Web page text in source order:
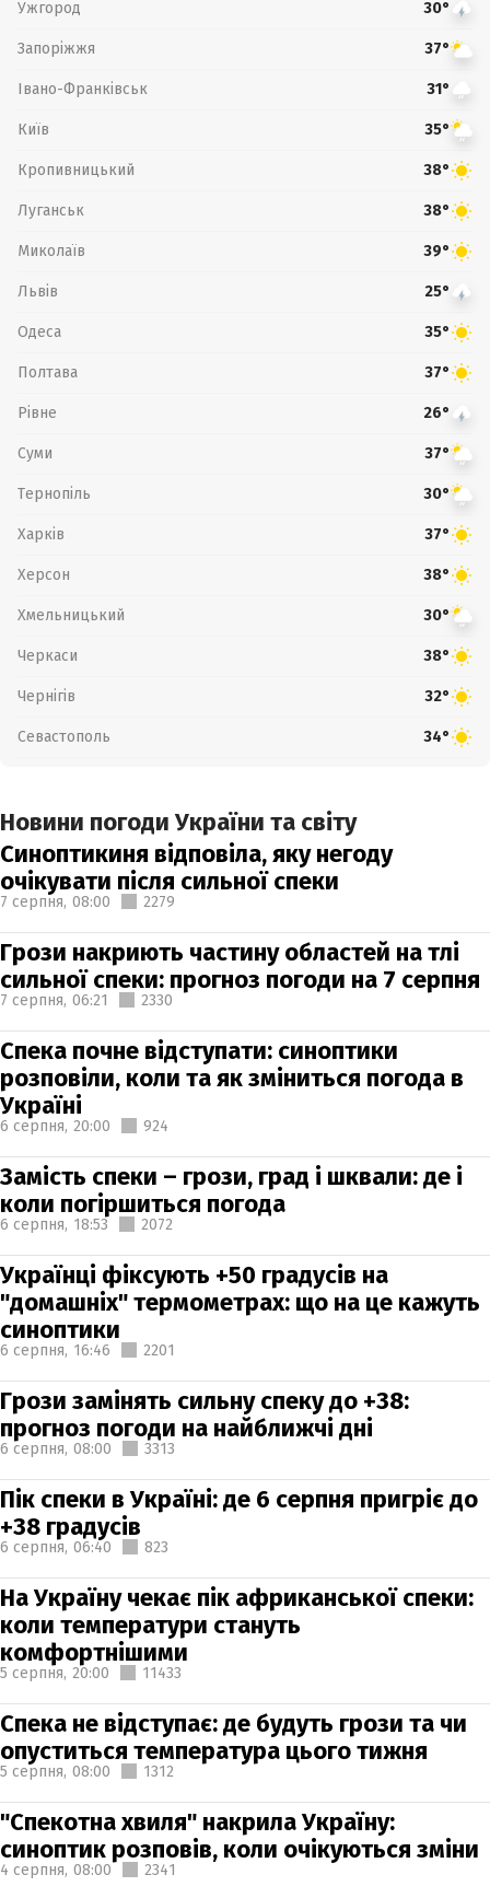
Ужгород 30°
Запоріжжя 37°
Івано-Франківськ 31°
Київ 35°
Кропивницький 38°
Луганськ 38°
Миколаїв 39°
Львів 25°
Одеса 35°
Полтава 37°
Рівне 26°
Суми 37°
Тернопіль 30°
Харків 37°
Херсон 38°
Хмельницький 30°
Черкаси 38°
Чернігів 32°
Севастополь 34°
Новини погоди України та світу
Синоптикиня відповіла, яку негоду
очікувати після сильної спеки
7 серпня, 08:00 2279
Грози накриють частину областей на тлі
сильної спеки: прогноз погоди на 7 серпня
7 серпня, 06:21 2330
Спека почне відступати: синоптики
розповіли, коли та як зміниться погода в
Україні
6 серпня, 20:00 924
Замість спеки – грози, град і шквали: де і
коли погіршиться погода
6 серпня, 18:53 2072
Українці фіксують +50 градусів на
"домашніх" термометрах: що на це кажуть
синоптики
6 серпня, 16:46 2201
Грози замінять сильну спеку до +38:
прогноз погоди на найближчі дні
6 серпня, 08:00 3313
Пік спеки в Україні: де 6 серпня пригріє до
+38 градусів
6 серпня, 06:40 823
На Україну чекає пік африканської спеки:
коли температури стануть
комфортнішими
5 серпня, 20:00 11433
Спека не відступає: де будуть грози та чи
опуститься температура цього тижня
5 серпня, 08:00 1312
"Спекотна хвиля" накрила Україну:
синоптик розповів, коли очікуються зміни
4 серпня, 08:00 2341